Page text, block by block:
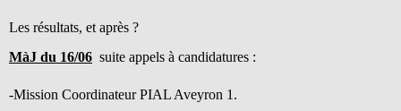
Les résultats, et après ?
MàJ du 16/06 suite appels à candidatures :
-Mission Coordinateur PIAL Aveyron 1.